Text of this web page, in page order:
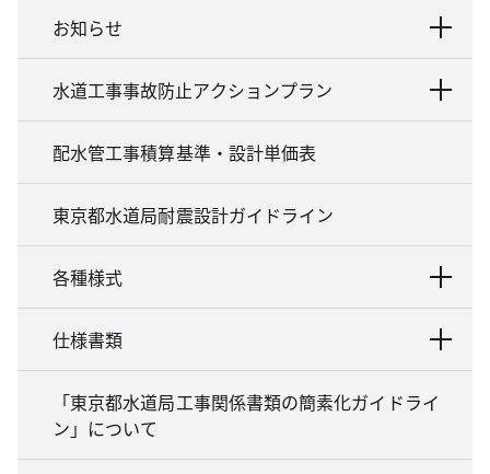
お知らせ
水道工事事故防止アクションプラン
配水管工事積算基準・設計単価表
東京都水道局耐震設計ガイドライン
各種様式
仕様書類
「東京都水道局工事関係書類の簡素化ガイドライ
ン」について